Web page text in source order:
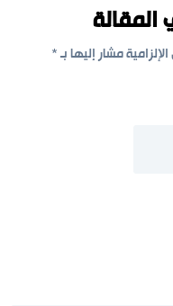
مشار إليها بـ*